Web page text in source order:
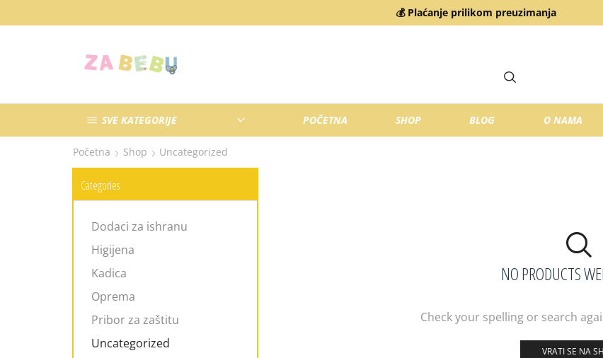
💰 Plaćanje prilikom preuzimanja
SVE KATEGORIJE POČETNA SHOP BLOG O NAMA
Početna Shop Uncategorized
NO PRODUCTS
Check your spelling or search
VRATI SE NA
Categories
Dodaci za ishranu
Higijena
Kadica
Oprema
Pribor za zaštitu
Uncategorized